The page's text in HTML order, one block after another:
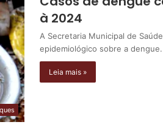
à 2024
A Secretaria Municipal de
epidemiológico sobre a
Leia mais »